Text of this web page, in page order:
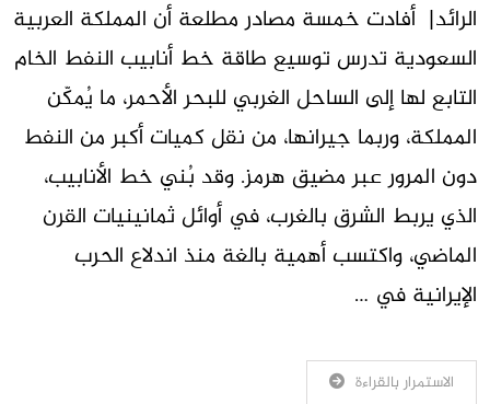
الرائد| أفادت خمسة مصادر مطلعة أن المملكة العربية
السعودية تدرس توسيع طاقة خط أنابيب النفط الخام
التابع لها إلى الساحل الغربي للبحر الأحمر، ما يُمكّن
المملكة، وربما جيرانها، من نقل كميات أكبر من النفط
دون المرور عبر مضيق هرمز. وقد بُني خط الأنابيب،
الذي يربط الشرق بالغرب، في أوائل ثمانينيات القرن
الماضي، واكتسب أهمية بالغة منذ اندلاع الحرب
الإيرانية في …
الاستمرار بالقراءة